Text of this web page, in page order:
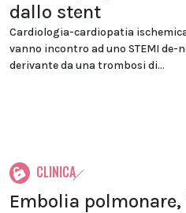
dallo stent
Cardiologia-cardiopatia
vanno incontro ad uno STEMI de-
derivante da una trombosi di...
CLINICA
Embolia